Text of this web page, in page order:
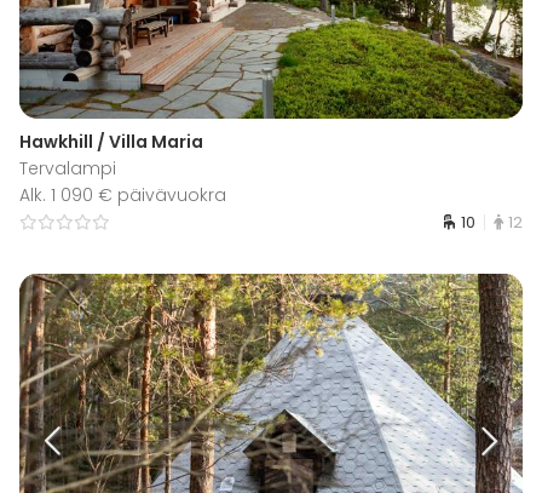
Hawkhill / Villa Maria
Tervalampi
Alk. 1 090 € päivävuokra
10 12